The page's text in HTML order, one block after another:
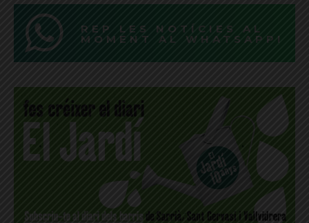
REP LES NOTÍCIES AL
MOMENT AL WHATSAPP!